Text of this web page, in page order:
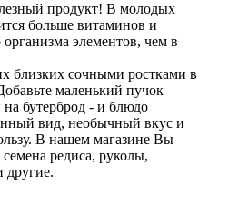
продукт! В молодых
больше витаминов и
элементов, чем в
близких сочными ростками в
маленький пучок
на бутерброд - и блюдо
вид, необычный вкус и
В нашем магазине Вы
редиса, руколы,
другие.